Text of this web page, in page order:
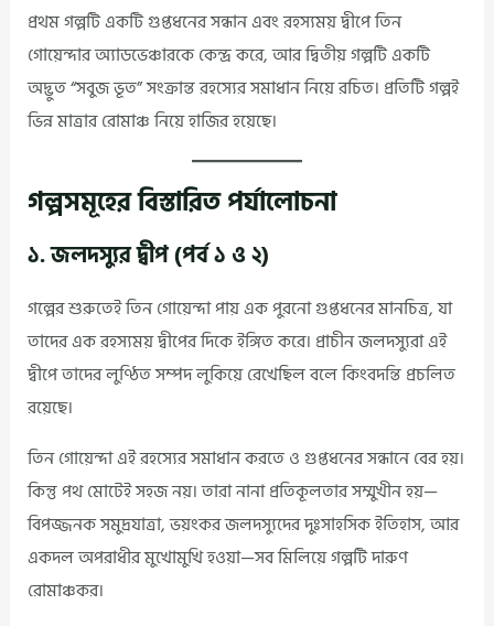
প্রথম গল্পটি একটি গুপ্তধনের সন্ধান এবং রহস্যময় দ্বীপে তিন
গোয়েন্দার অ্যাডভেঞ্চারকে কেন্দ্র করে, আর দ্বিতীয় গল্পটি একটি
অদ্ভুত “সবুজ ভূত” সংক্রান্ত রহস্যের সমাধান নিয়ে রচিত। প্রতিটি গল্পই
ভিন্ন মাত্রার রোমাঞ্চ নিয়ে হাজির হয়েছে।
গল্পসমূহের বিস্তারিত পর্যালোচনা
১. জলদস্যুর দ্বীপ (পর্ব ১ ও ২)
গল্পের শুরুতেই তিন গোয়েন্দা পায় এক পুরনো গুপ্তধনের মানচিত্র, যা
তাদের এক রহস্যময় দ্বীপের দিকে ইঙ্গিত করে। প্রাচীন জলদস্যুরা এই
দ্বীপে তাদের লুণ্ঠিত সম্পদ লুকিয়ে রেখেছিল বলে কিংবদন্তি প্রচলিত
রয়েছে।
তিন গোয়েন্দা এই রহস্যের সমাধান করতে ও গুপ্তধনের সন্ধানে বের হয়।
কিন্তু পথ মোটেই সহজ নয়। তারা নানা প্রতিকূলতার সম্মুখীন হয়—
বিপজ্জনক সমুদ্রযাত্রা, ভয়ংকর জলদস্যুদের দুঃসাহসিক ইতিহাস, আর
একদল অপরাধীর মুখোমুখি হওয়া—সব মিলিয়ে গল্পটি দারুণ
রোমাঞ্চকর।